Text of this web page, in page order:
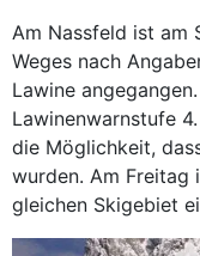
Am Nassfeld ist am
Weges nach
Lawine
Lawinenwarnstufe
die Möglichkeit,
wurden. Am Freitag
gleichen Skigebiet